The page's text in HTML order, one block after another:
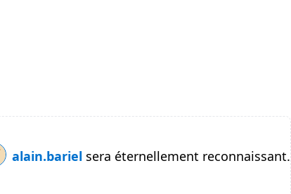
alain.bariel sera éternellement reconnaissant.